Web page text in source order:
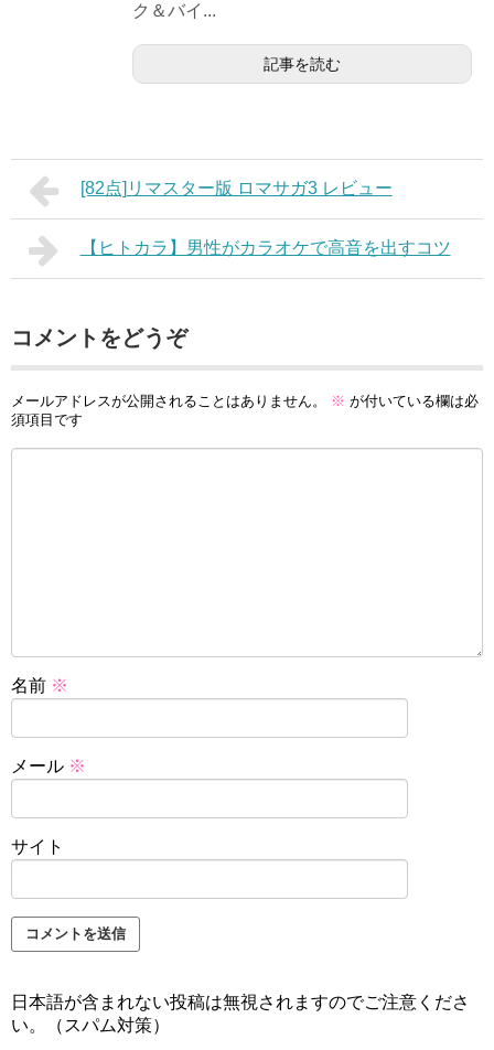
ク＆バイ...
記事を読む
[82点]リマスター版 ロマサガ3 レビュー
【ヒトカラ】男性がカラオケで高音を出すコツ
コメントをどうぞ
メールアドレスが公開されることはありません。 ※ が付いている欄は必
須項目です
名前 ※
メール ※
サイト
日本語が含まれない投稿は無視されますのでご注意くださ
い。（スパム対策）